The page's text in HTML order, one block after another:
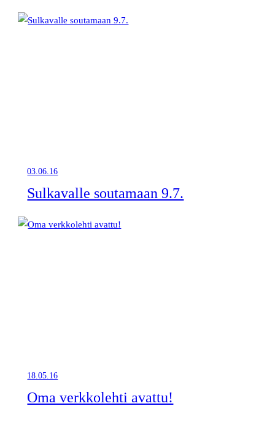
03.06.16
Sulkavalle soutamaan 9.7.
18.05.16
Oma verkkolehti avattu!